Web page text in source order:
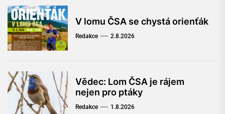
V lomu ČSA se chystá orienťák
Redakce 2.8.2026
Vědec: Lom ČSA je rájem
nejen pro ptáky
Redakce 1.8.2026